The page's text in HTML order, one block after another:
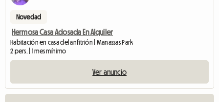
Novedad
Hermosa Casa Adosada En Alquiler
Habitación en casa del anfitrión | Manassas Park
2 pers. | 1 mes mínimo
Ver anuncio